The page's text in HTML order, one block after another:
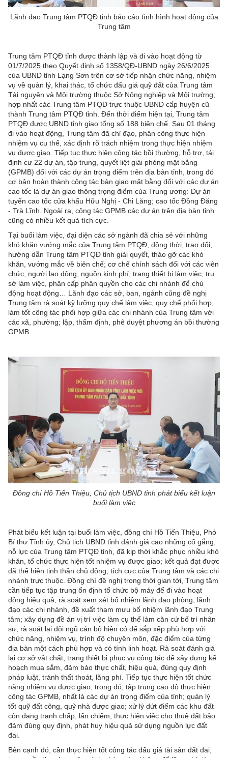
Lãnh đạo Trung tâm PTQĐ tỉnh báo cáo tình hình hoạt động của
Trung tâm
Trung tâm PTQĐ tỉnh được thành lập và đi vào hoạt động từ
01/7/2025 theo Quyết định số 1358/QĐ-UBND ngày 26/6/2025
của UBND tỉnh Lạng Sơn trên cơ sở tiếp nhận chức năng, nhiệm
vụ về quản lý, khai thác, tổ chức đấu giá quỹ đất của Trung tâm
Tài nguyên và Môi trường thuộc Sở Nông nghiệp và Môi trường;
hợp nhất các Trung tâm PTQĐ trực thuộc UBND cấp huyện cũ
thành Trung tâm PTQĐ tỉnh. Đến thời điểm hiện tại, Trung tâm
PTQĐ được UBND tỉnh giao tổng số 188 biên chế. Sau 01 tháng
đi vào hoạt động, Trung tâm đã chỉ đạo, phân công thực hiện
nhiệm vụ cụ thể, xác định rõ trách nhiệm trong thực hiện nhiệm
vụ được giao. Tiếp tục thực hiện công tác bồi thường, hỗ trợ, tái
định cư 22 dự án, tập trung, quyết liệt giải phóng mặt bằng
(GPMB) đối với các dự án trọng điểm trên địa bàn tỉnh, trong đó
cơ bản hoàn thành công tác bàn giao mặt bằng đối với các dự án
cao tốc là dự án giao thông trọng điểm của Trung ương: Dự án
tuyến cao tốc cửa khẩu Hữu Nghị - Chi Lăng; cao tốc Đồng Đăng
- Trà Lĩnh. Ngoài ra, công tác GPMB các dự án trên địa bàn tỉnh
cũng có nhiều kết quả tích cực.
Tại buổi làm việc, đại diện các sở ngành đã chia sẻ với những
khó khăn vướng mắc của Trung tâm PTQĐ, đồng thời, trao đổi,
hướng dẫn Trung tâm PTQĐ tỉnh giải quyết, tháo gỡ các khó
khăn, vướng mắc về biên chế; cơ chế chính sách đối với các viên
chức, người lao động; nguồn kinh phí, trang thiết bị làm việc, trụ
sở làm việc, phân cấp phân quyền cho các chi nhánh để chủ
động hoạt động… Lãnh đạo các sở, ban, ngành cũng đề nghị
Trung tâm rà soát kỹ lưỡng quy chế làm việc, quy chế phối hợp,
làm tốt công tác phối hợp giữa các chi nhánh của Trung tâm với
các xã, phường; lập, thẩm định, phê duyệt phương án bồi thường
GPMB…
Đồng chí Hồ Tiến Thiệu, Chủ tịch UBND tỉnh phát biểu kết luận
buổi làm việc
Phát biểu kết luận tại buổi làm việc, đồng chí Hồ Tiến Thiệu, Phó
Bí thư Tỉnh ủy, Chủ tịch UBND tỉnh đánh giá cao những cố gắng,
nỗ lực của Trung tâm PTQĐ tỉnh, đã kịp thời khắc phục nhiều khó
khăn, tổ chức thực hiện tốt nhiệm vụ được giao; kết quả đạt được
đã thể hiện tinh thần chủ động, tích cực của Trung tâm và các chi
nhánh trực thuộc. Đồng chí đề nghị trong thời gian tới, Trung tâm
cần tiếp tục tập trung ổn định tổ chức bộ máy để đi vào hoạt
động hiệu quả, rà soát xem xét bổ nhiệm lãnh đạo phòng, lãnh
đạo các chi nhánh, đề xuất tham mưu bổ nhiệm lãnh đạo Trung
tâm; xây dựng đề án vị trí việc làm cụ thể làm căn cứ bố trí nhân
sự; rà soát lại đội ngũ cán bộ hiện có để sắp xếp phù hợp với
chức năng, nhiệm vụ, trình độ chuyên môn, đặc điểm của từng
địa bàn một cách phù hợp và có tính linh hoạt. Rà soát đánh giá
lại cơ sở vật chất, trang thiết bị phục vụ công tác để xây dựng kế
hoạch mua sắm, đảm bảo thực chất, hiệu quả, đúng quy định
pháp luật, tránh thất thoát, lãng phí. Tiếp tục thực hiện tốt chức
năng nhiệm vụ được giao, trong đó, tập trung cao độ thực hiện
công tác GPMB, nhất là các dự án trọng điểm của tỉnh; quản lý
tốt quỹ đất công, quỹ nhà được giao; xử lý dứt điểm các khu đất
còn đang tranh chấp, lấn chiếm, thực hiện việc cho thuê đất bảo
đảm đúng quy định, phát huy hiệu quả sử dụng nguồn lực đất
đai.
Bên cạnh đó, cần thực hiện tốt công tác đấu giá tài sản đất đai,